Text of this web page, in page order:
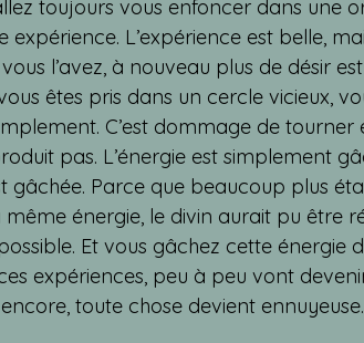
toujours vous enfoncer dans une
L’expérience est belle,
l’avez, à nouveau plus de désir
êtes pris dans un cercle vicieux,
C’est dommage de tourner
pas. L’énergie est simplement
gâchée. Parce que beaucoup plus
même énergie, le divin aurait pu être
Et vous gâchez cette énergie
expériences, peu à peu vont
toute chose devient ennuyeuse.